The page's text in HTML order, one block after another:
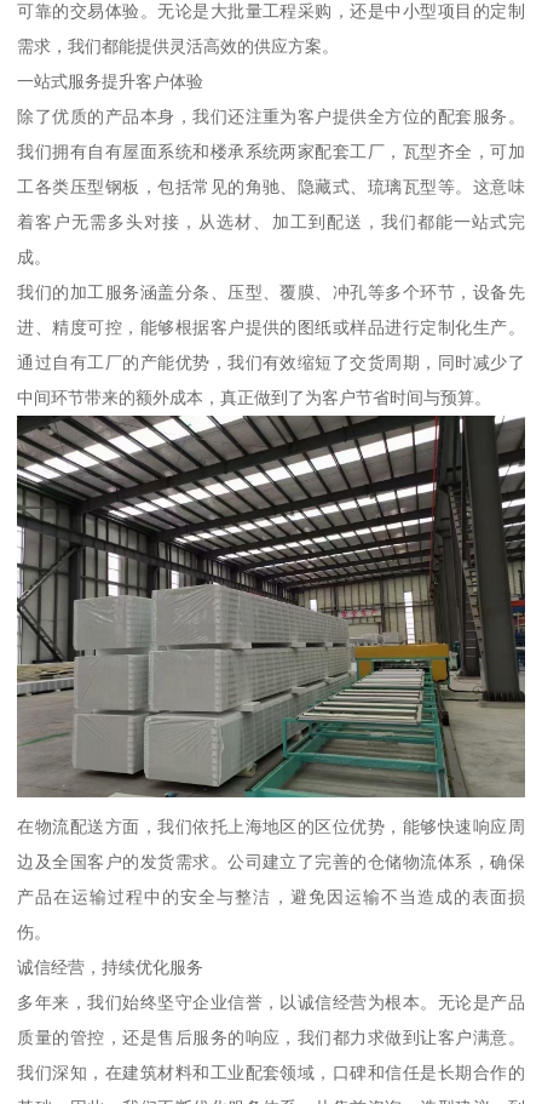
可靠的交易体验。无论是大批量工程采购，还是中小型项目的定制
需求，我们都能提供灵活高效的供应方案。
一站式服务提升客户体验
除了优质的产品本身，我们还注重为客户提供全方位的配套服务。
我们拥有自有屋面系统和楼承系统两家配套工厂，瓦型齐全，可加
工各类压型钢板，包括常见的角驰、隐藏式、琉璃瓦型等。这意味
着客户无需多头对接，从选材、加工到配送，我们都能一站式完
成。
我们的加工服务涵盖分条、压型、覆膜、冲孔等多个环节，设备先
进、精度可控，能够根据客户提供的图纸或样品进行定制化生产。
通过自有工厂的产能优势，我们有效缩短了交货周期，同时减少了
中间环节带来的额外成本，真正做到了为客户节省时间与预算。
在物流配送方面，我们依托上海地区的区位优势，能够快速响应周
边及全国客户的发货需求。公司建立了完善的仓储物流体系，确保
产品在运输过程中的安全与整洁，避免因运输不当造成的表面损
伤。
诚信经营，持续优化服务
多年来，我们始终坚守企业信誉，以诚信经营为根本。无论是产品
质量的管控，还是售后服务的响应，我们都力求做到让客户满意。
我们深知，在建筑材料和工业配套领域，口碑和信任是长期合作的